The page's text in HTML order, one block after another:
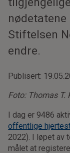
Stiftelsen
endre.
Publisert:
Foto: Thomas T.
I dag er 9486
offentlige
2022). I løpet av
målet at